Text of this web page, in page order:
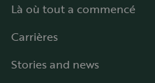
Là où tout a commencé
Carrières
Stories and news